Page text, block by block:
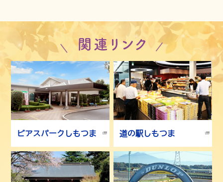
2026年4月28日
しもつまエール2026「しもつま物価対策支援券」事業を実施
しています！（今年度は引換券はありません）
2026年3月5日
ビアスパークしもつま温泉施設の営業について（お知らせ）
2026年3月3日
しもつま中央工業団地緑地・調整池利活用基本構想及び市民
申請書受付締切日変更のお知らせ
2025年6月10日
関連リンク
ビアスパークしもつま 道の駅しもつま